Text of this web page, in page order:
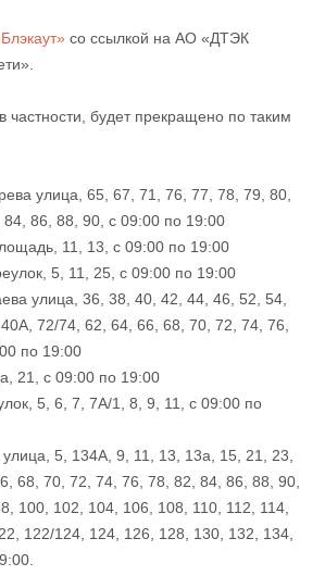
со ссылкой на АО «ДТЭК
частности, будет прекращено по таким
улица, 65, 67, 71, 76, 77, 78, 79, 80,
86, 88, 90, с 09:00 по 19:00
11, 13, с 09:00 по 19:00
5, 11, 25, с 09:00 по 19:00
улица, 36, 38, 40, 42, 44, 46, 52, 54,
72/74, 62, 64, 66, 68, 70, 72, 74, 76,
по 19:00
21, с 09:00 по 19:00
5, 6, 7, 7А/1, 8, 9, 11, с 09:00 по
5, 134А, 9, 11, 13, 13а, 15, 21, 23,
68, 70, 72, 74, 76, 78, 82, 84, 86, 88, 90,
100, 102, 104, 106, 108, 110, 112, 114,
122/124, 124, 126, 128, 130, 132, 134,